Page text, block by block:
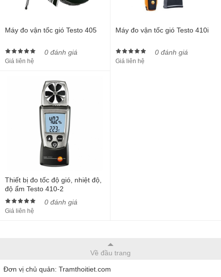
Máy đo vận tốc gió Testo 405
0 đánh giá
Giá liên hệ
Máy đo vận tốc gió Testo 410i
0 đánh giá
Giá liên hệ
Thiết bị đo tốc độ gió, nhiệt độ,
độ ẩm Testo 410-2
0 đánh giá
Giá liên hệ
Về đầu trang
Đơn vị chủ quản: Tramthoitiet.com